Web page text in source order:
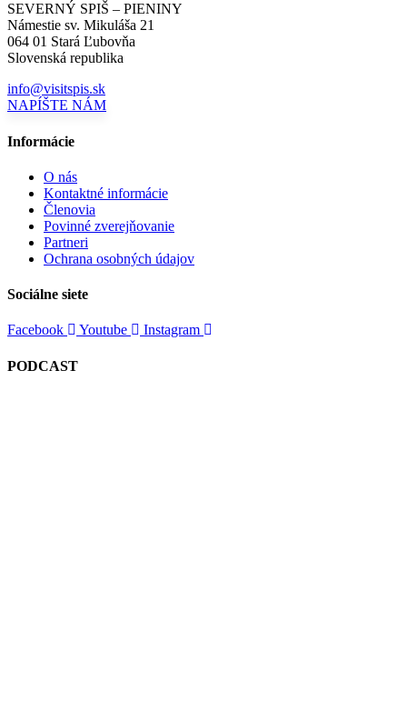
SEVERNÝ SPIŠ – PIENINY
Námestie sv. Mikuláša 21
064 01 Stará Ľubovňa
Slovenská republika
info@visitspis.sk
NAPÍŠTE NÁM
Informácie
O nás
Kontaktné informácie
Členovia
Povinné zverejňovanie
Partneri
Ochrana osobných údajov
Sociálne siete
Facebook Youtube Instagram
PODCAST